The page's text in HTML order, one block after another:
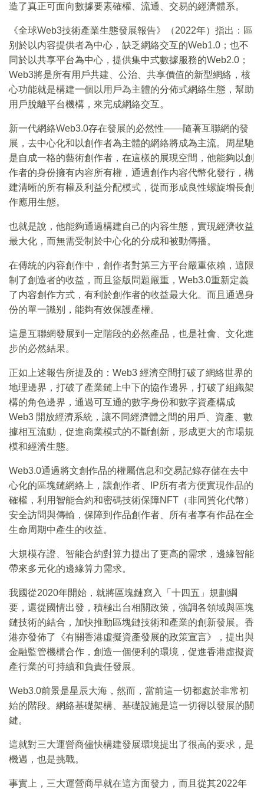
造了真正可面向數據要素確權、流通、交易的經濟體系。
《全球Web3技術產業生態發展報告》（2022年）指出：區
别於以内容提供者為中心，缺乏網絡交互的Web1.0；也不
同於以共享平台為中心，提供集中式數據服務的Web2.0；
Web3將是所有用戶共建、公治、共享價值的新型網絡，核
心功能就是構建一個以用戶為主體的分佈式網絡生態，幫助
用戶脫離平台機構，來完成網絡交互。
新一代網絡Web3.0存在發展的必然性——隨著互聯網的發
展，去中心化和以創作者為主體的網絡將成為主流。周星馳
是自成一格的藝術創作者，在這樣的展現空間，他能夠以創
作者的身份擁有内容所有權，通過創作内容代幣化發行，構
建清晰的所有權及利益分配模式，從而形成良性螺旋增長創
作應用生態。
也就是說，他能夠通過構建自己的内容生態，實現經濟收益
最大化，而無需受制於中心化的分成和被動傳播。
在傳統的内容創作中，創作者對第三方平台嚴重依賴，這限
制了創造者的收益，而且盜版問題嚴重，Web3.0重新定義
了内容創作方式，有利於創作者的收益最大化。而且通過身
份的單一識别，能夠有效保護產權。
這是互聯網發展到一定階段的必然產品，也是社會、文化進
步的必然結果。
正如上述報告所提及的：Web3 經濟空間打破了網絡世界的
地理邊界，打破了產業鏈上中下的協作邊界，打破了組織架
構的角色邊界，通過可互通的數字身份和數字資產構成
Web3 開放經濟系統，讓不同經濟體之間的用戶、資產、數
據相互流動，促進商業模式的不斷創新，形成更大的市場規
模和經濟生態。
Web3.0通過將文創作品的權屬信息和交易記錄存儲在去中
心化的區塊鏈網絡上，讓創作者、IP所有者方便實現作品的
確權，利用智能合約和密碼技術保障NFT（非同質化代幣）
安全訪問與傳輸，保障到作品創作者、所有者享有作品在全
生命周期中產生的收益。
大規模存證、智能合約對算力提出了更高的需求，邊緣智能
帶來多元化的邊緣算力需求。
我國從2020年開始，就將區塊鏈寫入「十四五」規劃綱
要，還從國情出發，積極出台相關政策，強調各領域與區塊
鏈技術的結合，加快推動區塊鏈技術和產業的創新發展。香
港亦發佈了《有關香港虛擬資產發展的政策宣言》，提出與
金融監管機構合作，創造一個便利的環境，促進香港虛擬資
產行業的可持續和負責任發展。
Web3.0前景是星辰大海，然而，當前這一切都處於非常初
始的階段。網絡基礎架構、基礎設施是這一切得以發展的關
鍵。
這就對三大運營商儘快構建發展環境提出了很高的要求，是
機遇，也是挑戰。
事實上，三大運營商早就在這方面發力，而且從其2022年